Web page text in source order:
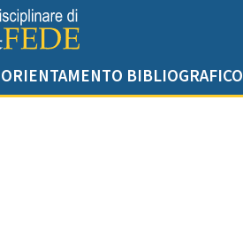
ORIENTAMENTO BIBLIOGRAFICO